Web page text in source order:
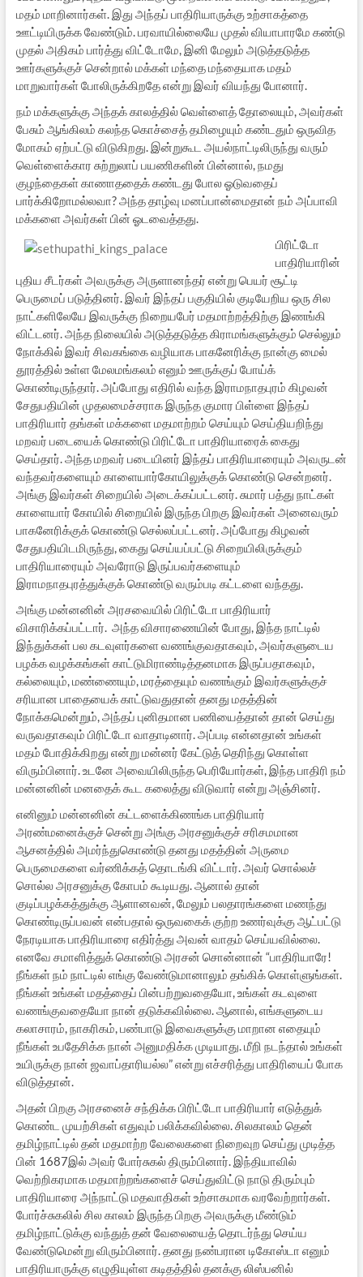
மதம் மாறினார்கள். இது அந்தப் பாதிரியாருக்கு உற்சாகத்தை
ஊட்டியிருக்க வேண்டும். பரவாயில்லையே முதல் வியாபாரமே கண்டு
முதல் அதிகம் பார்த்து விட்டோமே, இனி மேலும் அடுத்தடுத்த
ஊர்களுக்குச் சென்றால் மக்கள் மந்தை மந்தையாக மதம்
மாறுவார்கள் போலிருக்கிறதே என்று இவர் வியந்து போனார்.
நம் மக்களுக்கு அந்தக் காலத்தில் வெள்ளைத் தோலையும், அவர்கள்
பேசும் ஆங்கிலம் கலந்த கொச்சைத் தமிழையும் கண்டதும் ஒருவித
மோகம் ஏற்பட்டு விடுகிறது. இன்றுகூட அயல்நாட்டிலிருந்து வரும்
வெள்ளைக்கார சுற்றுலாப் பயணிகளின் பின்னால், நமது
குழந்தைகள் காணாததைக் கண்டது போல ஓடுவதைப்
பார்க்கிறோமல்லவா? அந்த தாழ்வு மனப்பான்மைதான் நம் அப்பாவி
மக்களை அவர்கள் பின் ஓடவைத்தது.
பிரிட்டோ
பாதிரியாரின்
புதிய சீடர்கள் அவருக்கு அருளானந்தர் என்று பெயர் சூட்டி
பெருமைப் படுத்தினர். இவர் இந்தப் பகுதியில் குடியேறிய ஒரு சில
நாட்களிலேயே இவருக்கு நிறையபேர் மதமாற்றத்திற்கு இணங்கி
விட்டனர். அந்த நிலையில் அடுத்தடுத்த கிராமங்களுக்கும் செல்லும்
நோக்கில் இவர் சிவகங்கை வழியாக பாகனேரிக்கு நான்கு மைல்
தூரத்தில் உள்ள மேலமங்கலம் எனும் ஊருக்குப் போய்க்
கொண்டிருந்தார். அப்போது எதிரில் வந்த இராமநாதபுரம் கிழவன்
சேதுபதியின் முதலமைச்சராக இருந்த குமார பிள்ளை இந்தப்
பாதிரியார் தங்கள் மக்களை மதமாற்றம் செய்யும் செய்தியறிந்து
மறவர் படையைக் கொண்டு பிரிட்டோ பாதிரியாரைக் கைது
செய்தார். அந்த மறவர் படையினர் இந்தப் பாதிரியாரையும் அவருடன்
வந்தவர்களையும் காளையார்கோயிலுக்குக் கொண்டு சென்றனர்.
அங்கு இவர்கள் சிறையில் அடைக்கப்பட்டனர். சுமார் பத்து நாட்கள்
காளையார் கோயில் சிறையில் இருந்த பிறகு இவர்கள் அனைவரும்
பாகனேரிக்குக் கொண்டு செல்லப்பட்டனர். அப்போது கிழவன்
சேதுபதியிடமிருந்து, கைது செய்யப்பட்டு சிறையிலிருக்கும்
பாதிரியாரையும் அவரோடு இருப்பவர்களையும்
இராமநாதபுரத்துக்குக் கொண்டு வரும்படி கட்டளை வந்தது.
அங்கு மன்னனின் அரசவையில் பிரிட்டோ பாதிரியார்
விசாரிக்கப்பட்டார். அந்த விசாரணையின் போது, இந்த நாட்டில்
இந்துக்கள் பல கடவுளர்களை வணங்குவதாகவும், அவர்களுடைய
பழக்க வழக்கங்கள் காட்டுமிராண்டித்தனமாக இருப்பதாகவும்,
கல்லையும், மண்ணையும், மரத்தையும் வணங்கும் இவர்களுக்குச்
சரியான பாதையைக் காட்டுவதுதான் தனது மதத்தின்
நோக்கமென்றும், அந்தப் புனிதமான பணியைத்தான் தான் செய்து
வருவதாகவும் பிரிட்டோ வாதாடினார். அப்படி என்னதான் உங்கள்
மதம் போதிக்கிறது என்று மன்னர் கேட்டுத் தெரிந்து கொள்ள
விரும்பினார். உடனே அவையிலிருந்த பெரியோர்கள், இந்த பாதிரி நம்
மன்னனின் மனதைக் கூட கலைத்து விடுவார் என்று அஞ்சினர்.
எனினும் மன்னனின் கட்டளைக்கிணங்க பாதிரியார்
அரண்மனைக்குச் சென்று அங்கு அரசனுக்குச் சரிசமமான
ஆசனத்தில் அமர்ந்துகொண்டு தனது மதத்தின் அருமை
பெருமைகளை வர்ணிக்கத் தொடங்கி விட்டார். அவர் சொல்லச்
சொல்ல அரசனுக்கு கோபம் கூடியது. ஆனால் தான்
குடிப்பழக்கத்துக்கு ஆளானவன், மேலும் பலதாரங்களை மணந்து
கொண்டிருப்பவன் என்பதால் ஒருவகைக் குற்ற உணர்வுக்கு ஆட்பட்டு
நேரடியாக பாதிரியாரை எதிர்த்து அவன் வாதம் செய்யவில்லை.
எனவே சமாளித்துக் கொண்டு அரசன் சொன்னான் “பாதிரியாரே!
நீங்கள் நம் நாட்டில் எங்கு வேண்டுமானாலும் தங்கிக் கொள்ளுங்கள்.
நீங்கள் உங்கள் மதத்தைப் பின்பற்றுவதையோ, உங்கள் கடவுளை
வணங்குவதையோ நான் தடுக்கவில்லை. ஆனால், எங்களுடைய
கலாசாரம், நாகரிகம், பண்பாடு இவைகளுக்கு மாறான எதையும்
நீங்கள் உபதேசிக்க நான் அனுமதிக்க முடியாது. மீறி நடந்தால் உங்கள்
உயிருக்கு நான் ஜவாப்தாரியல்ல” என்று எச்சரித்து பாதிரியைப் போக
விடுத்தான்.
அதன் பிறகு அரசனைச் சந்திக்க பிரிட்டோ பாதிரியார் எடுத்துக்
கொண்ட முயற்சிகள் எதுவும் பலிக்கவில்லை. சிலகாலம் தென்
தமிழ்நாட்டில் தன் மதமாற்ற வேலைகளை நிறைவுற செய்து முடித்த
பின் 1687இல் அவர் போர்சுகல் திரும்பினார். இந்தியாவில்
வெற்றிகரமாக மதமாற்றங்களைச் செய்துவிட்டு நாடு திரும்பும்
பாதிரியாரை அந்நாட்டு மதவாதிகள் உற்சாகமாக வரவேற்றார்கள்.
போர்ச்சுகலில் சில காலம் இருந்த பிறகு அவருக்கு மீண்டும்
தமிழ்நாட்டுக்கு வந்துத் தன் வேலையைத் தொடர்ந்து செய்ய
வேண்டுமென்று விரும்பினார். தனது நண்பரான டிகோஸ்டா எனும்
பாதிரியாருக்கு எழுதியுள்ள கடிதத்தில் தனக்கு லிஸ்பனில்